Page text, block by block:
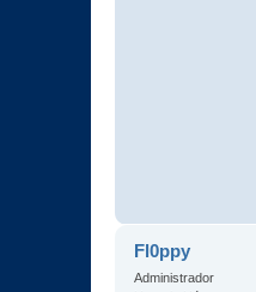
Fl0ppy
Administrador